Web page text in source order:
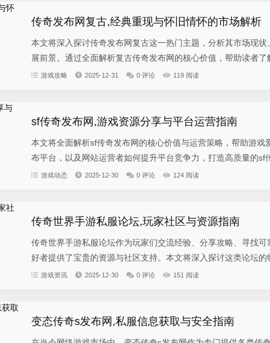
传奇发布网复古,经典重现与怀旧情怀的市场解析
本文将深入探讨传奇发布网复古这一热门主题，分析其市场现
展前景。通过全面解析复古传奇发布网的核心价值，帮助读者了
游戏攻略 2025-12-31 0 评论 119 阅读
sf传奇发布网,游戏资源分享与平台运营指南
本文将全面解析sf传奇发布网的核心价值与运营策略，帮助游戏
布平台，以及网站运营者如何提升平台竞争力，打造高质量的sf
游戏动态 2025-12-30 0 评论 124 阅读
传奇世界手游私服论坛,玩家社区与资源指南
传奇世界手游私服论坛作为玩家们交流经验、分享攻略、寻找
好者提供了宝贵的资源与社区支持。本文将深入探讨这类论坛的
游戏资讯 2025-12-30 0 评论 151 阅读
变态传奇s发布网,私服信息获取与安全指南